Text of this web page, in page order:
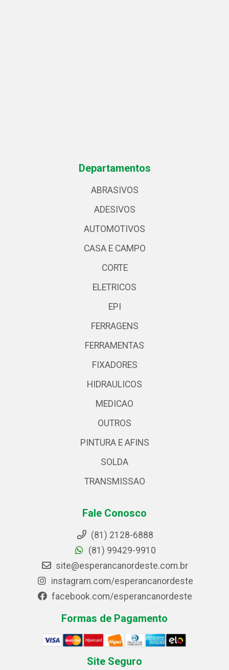
Departamentos
ABRASIVOS
ADESIVOS
AUTOMOTIVOS
CASA E CAMPO
CORTE
ELETRICOS
EPI
FERRAGENS
FERRAMENTAS
FIXADORES
HIDRAULICOS
MEDICAO
OUTROS
PINTURA E AFINS
SOLDA
TRANSMISSAO
Fale Conosco
(81) 2128-6888
(81) 99429-9910
site@esperancanordeste.com.br
instagram.com/esperancanordeste
facebook.com/esperancanordeste
Formas de Pagamento
Site Seguro